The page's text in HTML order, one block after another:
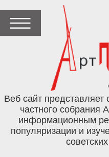
Веб сайт представляет
частного собрания
информационным
популяризации и